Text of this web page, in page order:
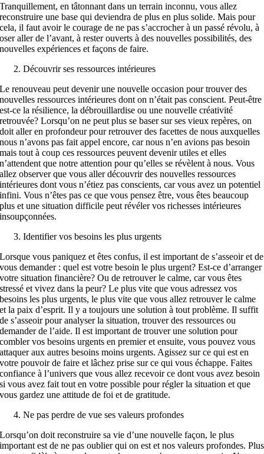
Tranquillement, en tâtonnant dans un terrain inconnu, vous allez
reconstruire une base qui deviendra de plus en plus solide. Mais pour
cela, il faut avoir le courage de ne pas s’accrocher à un passé révolu, à
oser aller de l’avant, à rester ouverts à des nouvelles possibilités, des
nouvelles expériences et façons de faire.
Découvrir ses ressources intérieures
Le renouveau peut devenir une nouvelle occasion pour trouver des
nouvelles ressources intérieures dont on n’était pas conscient. Peut-être
est-ce la résilience, la débrouillardise ou une nouvelle créativité
retrouvée? Lorsqu’on ne peut plus se baser sur ses vieux repères, on
doit aller en profondeur pour retrouver des facettes de nous auxquelles
nous n’avons pas fait appel encore, car nous n’en avions pas besoin
mais tout à coup ces ressources peuvent devenir utiles et elles
n’attendent que notre attention pour qu’elles se révèlent à nous. Vous
allez observer que vous aller découvrir des nouvelles ressources
intérieures dont vous n’étiez pas conscients, car vous avez un potentiel
infini. Vous n’êtes pas ce que vous pensez être, vous êtes beaucoup
plus et une situation difficile peut révéler vos richesses intérieures
insoupçonnées.
Identifier vos besoins les plus urgents
Lorsque vous paniquez et êtes confus, il est important de s’asseoir et de
vous demander : quel est votre besoin le plus urgent? Est-ce d’arranger
votre situation financière? Ou de retrouver le calme, car vous êtes
stressé et vivez dans la peur? Le plus vite que vous adressez vos
besoins les plus urgents, le plus vite que vous allez retrouver le calme
et la paix d’esprit. Il y a toujours une solution à tout problème. Il suffit
de s’asseoir pour analyser la situation, trouver des ressources ou
demander de l’aide. Il est important de trouver une solution pour
combler vos besoins urgents en premier et ensuite, vous pouvez vous
attaquer aux autres besoins moins urgents. Agissez sur ce qui est en
votre pouvoir de faire et lâchez prise sur ce qui vous échappe. Faites
confiance à l’univers que vous allez recevoir ce dont vous avez besoin
si vous avez fait tout en votre possible pour régler la situation et que
vous gardez une attitude de foi et de gratitude.
Ne pas perdre de vue ses valeurs profondes
Lorsqu’on doit reconstruire sa vie d’une nouvelle façon, le plus
important est de ne pas oublier qui on est et nos valeurs profondes. Plus